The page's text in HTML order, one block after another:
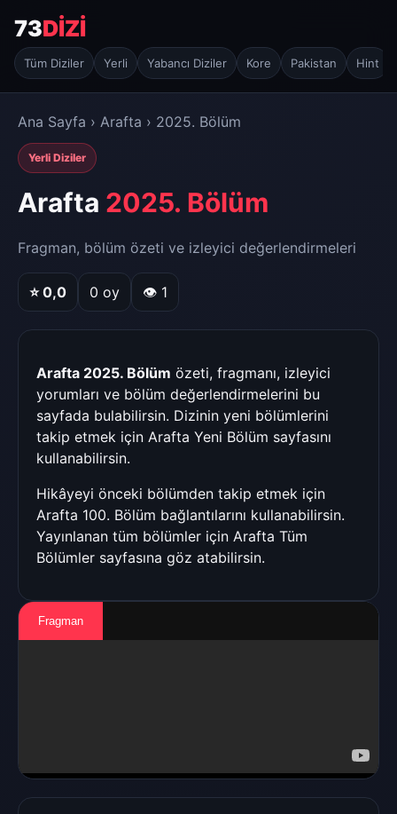
73DİZİ
Tüm Diziler Yerli Yabancı Diziler Kore Pakistan Hint
Ana Sayfa › Arafta › 2025. Bölüm
Yerli Diziler
Arafta 2025. Bölüm
Fragman, bölüm özeti ve izleyici değerlendirmeleri
⭐0,0 0 oy 👁 1
Arafta 2025. Bölüm özeti, fragmanı, izleyici
yorumları ve bölüm değerlendirmelerini bu
sayfada bulabilirsin. Dizinin yeni bölümlerini
takip etmek için Arafta Yeni Bölüm sayfasını
kullanabilirsin.
Hikâyeyi önceki bölümden takip etmek için
Arafta 100. Bölüm bağlantılarını kullanabilirsin.
Yayınlanan tüm bölümler için Arafta Tüm
Bölümler sayfasına göz atabilirsin.
Fragman